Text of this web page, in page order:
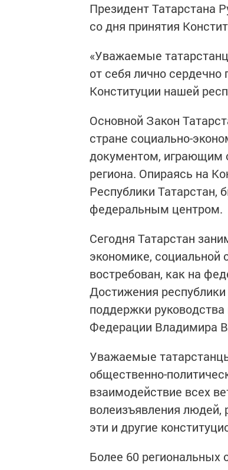
Президент Татарстана
со дня принятия
«Уважаемые
от себя лично
Конституции нашей
Основной Закон
стране социально-
документом, играющим
региона. Опираясь на
Республики Татарстан,
федеральным центром.
Сегодня Татарстан
экономике, социальной
востребован, как на
Достижения
поддержки
Федерации Владимира
Уважаемые
общественно-
взаимодействие всех
волеизъявления людей,
эти и другие
Более 60 региональных